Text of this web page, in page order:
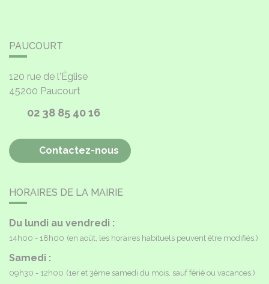
PAUCOURT
120 rue de l'Église
45200 Paucourt
02 38 85 40 16
Contactez-nous
HORAIRES DE LA MAIRIE
Du lundi au vendredi :
14h00 - 18h00 (en août, les horaires habituels peuvent être modifiés.)
Samedi :
09h30 - 12h00 (1er et 3ème samedi du mois, sauf férié ou vacances.)